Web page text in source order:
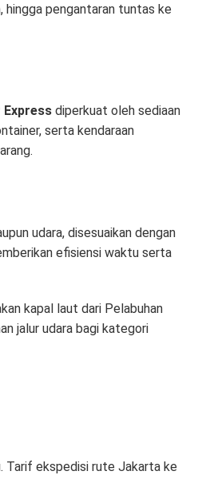
hingga pengantaran tuntas ke
Express diperkuat oleh sediaan
serta kendaraan
.
udara, disesuaikan dengan
efisiensi waktu serta
kapal laut dari Pelabuhan
jalur udara bagi kategori
. Tarif ekspedisi rute Jakarta ke